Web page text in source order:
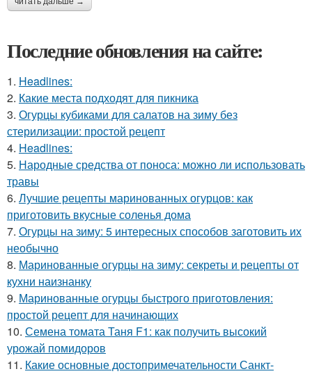
Последние обновления на сайте:
1. Headlines:
2. Какие места подходят для пикника
3. Огурцы кубиками для салатов на зиму без
стерилизации: простой рецепт
4. Headlines:
5. Народные средства от поноса: можно ли использовать
травы
6. Лучшие рецепты маринованных огурцов: как
приготовить вкусные соленья дома
7. Огурцы на зиму: 5 интересных способов заготовить их
необычно
8. Маринованные огурцы на зиму: секреты и рецепты от
кухни наизнанку
9. Маринованные огурцы быстрого приготовления:
простой рецепт для начинающих
10. Семена томата Таня F1: как получить высокий
урожай помидоров
11. Какие основные достопримечательности Санкт-